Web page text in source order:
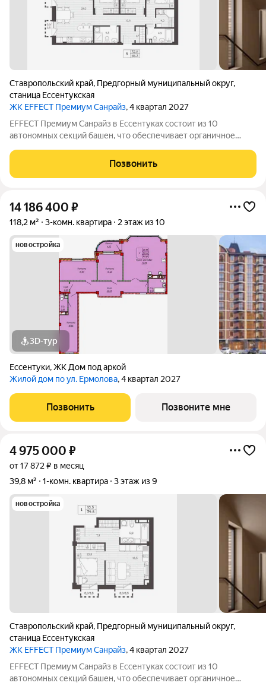
Ставропольский край, Предгорный муниципальный округ,
станица Ессентукская
ЖК EFFECT Премиум Санрайз, 4 квартал 2027
EFFECT Премиум Санрайз в Ессентуках состоит из 10
автономных секций башен, что обеспечивает органичное
оттенках подчеркивает архитектурную аутентичность и
статус проекта. Цветовые акценты остекления
Позвонить
14 186 400 ₽
118,2 м² 3-комн. квартира 2 этаж из 10
новостройка
3D-тур
Ессентуки,ЖК Дом под аркой
Жилой дом по ул. Ермолова, 4 квартал 2027
Позвонить Позвоните мне
4 975 000 ₽
от 17 872 ₽ в месяц
39,8 м²
1-комн. квартира 3 этаж из 9
новостройка
Ставропольский край, Предгорный муниципальный округ,
станица Ессентукская
ЖК EFFECT Премиум Санрайз, 4 квартал 2027
EFFECT Премиум Санрайз в Ессентуках состоит из 10
автономных секций башен, что обеспечивает органичное